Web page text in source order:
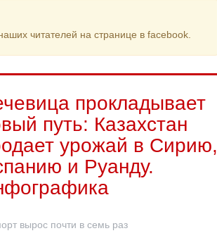
читателей на странице в facebook.
прокладывает
путь: Казахстан
урожай в Сирию,
и Руанду.
вырос почти в семь раз